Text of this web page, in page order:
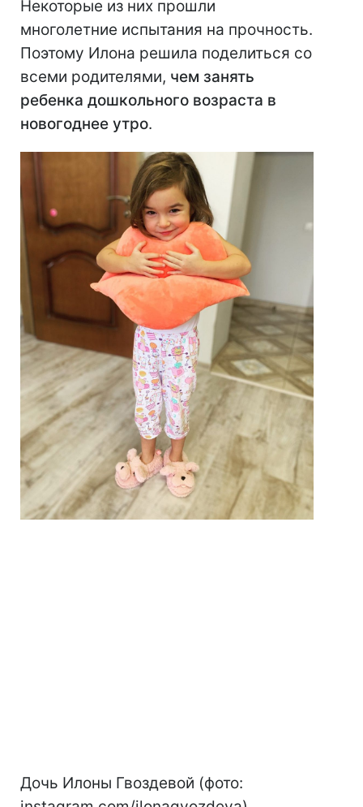
Некоторые из них прошли
многолетние испытания на прочность.
Поэтому Илона решила поделиться со
всеми родителями, чем занять
ребенка дошкольного возраста в
новогоднее утро.
Дочь Илоны Гвоздевой (фото: